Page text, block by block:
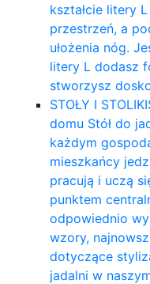
kształcie litery
przestrzeń, a
ułożenia nóg.
litery L dodasz
stworzysz
STOŁY I STOLIKI
domu Stół do
każdym
mieszkańcy
pracują i uczą
punktem
odpowiednio
wzory,
dotyczące
jadalni w